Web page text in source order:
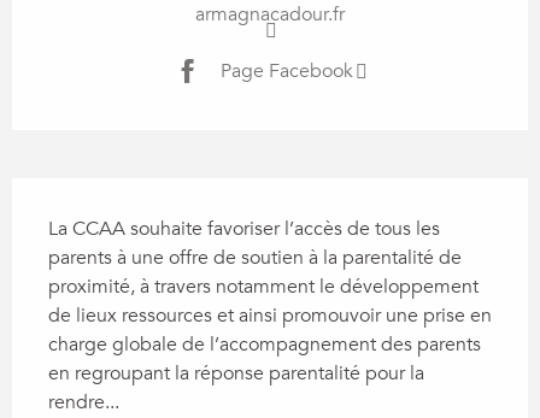
armagnacadour.fr
Page Facebook
La CCAA souhaite favoriser l’accès de tous les
parents à une offre de soutien à la parentalité de
proximité, à travers notamment le développement
de lieux ressources et ainsi promouvoir une prise en
charge globale de l’accompagnement des parents
en regroupant la réponse parentalité pour la
rendre...